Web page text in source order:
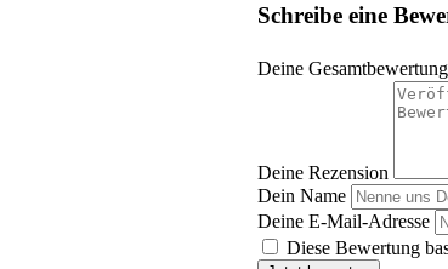
Schreibe eine
Deine Gesamtbewertung
Deine Rezension
Dein Name
Deine E-Mail-Adresse
Diese Bewertung